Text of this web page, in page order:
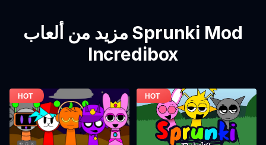
مزيد من ألعاب Sprunki Mod
Incredibox